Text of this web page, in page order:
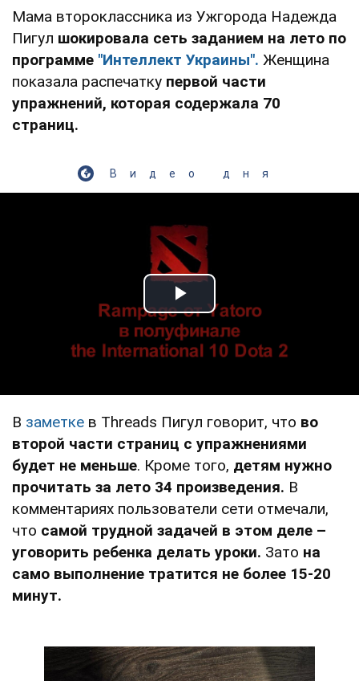
Мама второклассника из Ужгорода Надежда
Пигул шокировала сеть заданием на лето по
программе "Интеллект Украины". Женщина
показала распечатку первой части
упражнений, которая содержала 70
страниц.
Видео дня
Play Video
В заметке в Threads Пигул говорит, что во
второй части страниц с упражнениями
будет не меньше. Кроме того, детям нужно
прочитать за лето 34 произведения. В
комментариях пользователи сети отмечали,
что самой трудной задачей в этом деле –
уговорить ребенка делать уроки. Зато на
само выполнение тратится не более 15-20
минут.